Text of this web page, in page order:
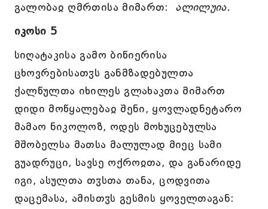
გალობაჲ ღმრთისა მიმართ:
ალილუია.
იკოსი 5
სიღატაკისა გამო ბიწიერისა
ცხოვრებისათჳს განმზადებულთა
ქალწულთა იხილეს გლახაკთა მიმართ
დიდი მოწყალებაჲ შენი, ყოვლადნეტარო
მამაო ნიკოლოზ, ოდეს მოხუცებულსა
მშობელსა მათსა მალულად მიეც სამი
გუადრუცი, სავსე ოქროჲთა, და განარიდე
იგი, ასულთა თჳსთა თანა, ცოდვითა
დაცემასა, ამისთჳს გესმის ყოველთაგან: